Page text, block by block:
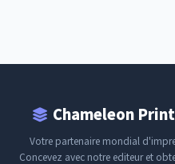
Chameleon
Votre partenaire mondial
Concevez avec notre editeur et